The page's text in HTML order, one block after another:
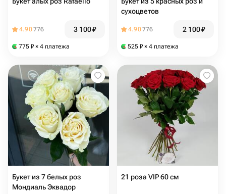
4.90776 3 100₽
775 ₽ × 4 платежа
сухоцветов
4.90776 2 100₽
525 ₽ × 4 платежа
Букет из 7 белых роз
Мондиаль Эквадор
21 роза VIP 60 см